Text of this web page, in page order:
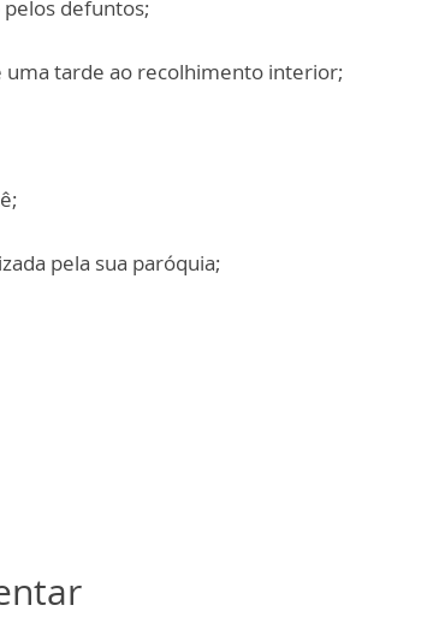
defuntos;
uma tarde ao recolhimento interior;
pela sua paróquia;